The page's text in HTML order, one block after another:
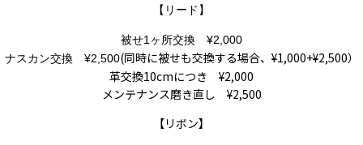
【リード】
被せ1ヶ所交換 ¥2,000
ナスカン交換 ¥2,500(同時に被せも交換する場合、¥1,000+¥2,500）
革交換10cmにつき ¥2,000
メンテナンス磨き直し ¥2,500
【リボン】